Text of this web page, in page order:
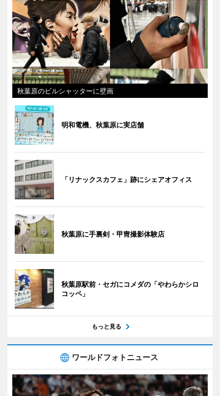
秋葉原のビルシャッターに壁画
明和電機、秋葉原に実店舗
「リナックスカフェ」跡にシェアオフィス
秋葉原に手裏剣・甲冑撮影体験店
秋葉原駅前・セガにコメダの「やわらかシロ
コッペ」
もっと見る
ワールドフォトニュース